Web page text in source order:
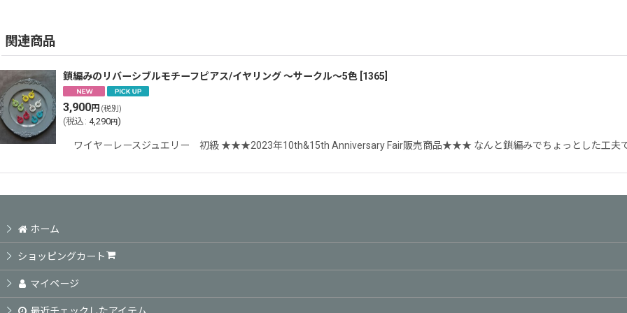
関連商品
鎖編みのリバーシブルモチーフピアス/イヤリング 〜サークル〜5色 1365
3,900円 (税別)
(税込 : 4,290円)
ワイヤーレースジュエリー 初級 ★★★2023年10th&15th Anniversary Fair販売商品★★★ なんと鎖編みでちょっとした工夫
ホーム
ショッピングカート
マイページ